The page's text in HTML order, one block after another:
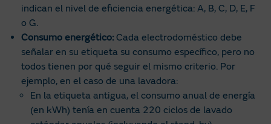
indican el nivel de eficiencia energética: A, B, C, D, E, F
o G.
Consumo energético: Cada electrodoméstico debe
señalar en su etiqueta su consumo específico, pero no
todos tienen por qué seguir el mismo criterio. Por
ejemplo, en el caso de una lavadora:
En la etiqueta antigua, el consumo anual de energía
(en kWh) tenía en cuenta 220 ciclos de lavado